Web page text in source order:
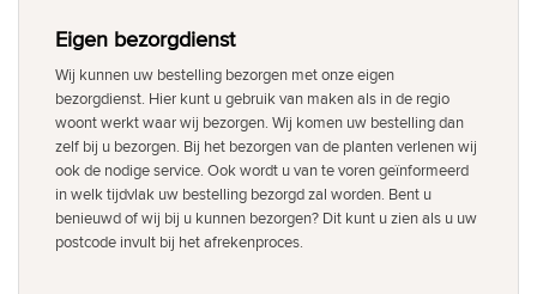
Eigen bezorgdienst
Wij kunnen uw bestelling bezorgen met onze eigen
bezorgdienst. Hier kunt u gebruik van maken als in de regio
woont werkt waar wij bezorgen. Wij komen uw bestelling dan
zelf bij u bezorgen. Bij het bezorgen van de planten verlenen wij
ook de nodige service. Ook wordt u van te voren geïnformeerd
in welk tijdvlak uw bestelling bezorgd zal worden. Bent u
benieuwd of wij bij u kunnen bezorgen? Dit kunt u zien als u uw
postcode invult bij het afrekenproces.